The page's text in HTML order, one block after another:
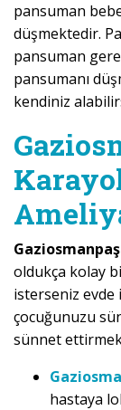
pansuman
düşmektedir.
pansuman
pansumanı
kendiniz
oldukça kolay
isterseniz evde
çocuğunuzu
sünnet
hastaya